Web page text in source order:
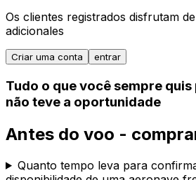
Os clientes registrados disfrutam
adicionales
Criar uma conta entrar
Tudo o que você sempre
não teve a oportunidade
Antes do voo -
Quanto tempo leva para